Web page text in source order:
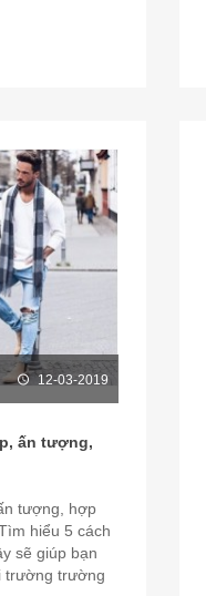
12-03-2019
ấn tượng,
tượng, hợp
hiểu 5 cách
sẽ giúp bạn
trường trường